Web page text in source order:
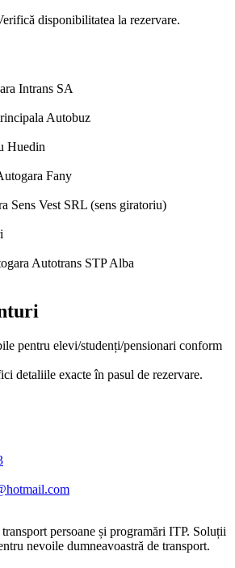
disponibilitatea la rezervare.
Intrans SA
Autobuz
Huedin
Fany
Sens Vest SRL (sens giratoriu)
Autotrans STP Alba
pentru elevi/studenți/pensionari conform
detaliile exacte în pasul de rezervare.
persoane și programări ITP. Soluții
nevoile dumneavoastră de transport.